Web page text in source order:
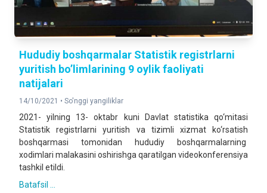
Hududiy boshqarmalar Statistik registrlarni
yuritish bo’limlarining 9 oylik faoliyati
natijalari
14/10/2021 • So'nggi yangiliklar
2021- yilning 13- oktabr kuni Davlat statistika qo‘mitasi
Statistik registrlarni yuritish va tizimli xizmat ko‘rsatish
boshqarmasi tomonidan hududiy boshqarmalarning
xodimlari malakasini oshirishga qaratilgan videokonferensiya
tashkil etildi.
Batafsil ...